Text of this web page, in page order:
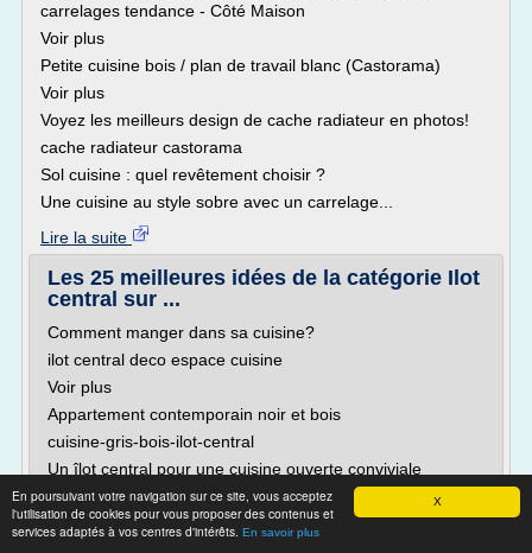
X
En poursuivant votre navigation sur ce site, vous acceptez
l'utilisation de cookies pour vous proposer des contenus et
services adaptés à vos centres d'intérêts. En savoir plus
carrelages tendance - Côté Maison
Voir plus
Petite cuisine bois / plan de travail blanc (Castorama)
Voir plus
Voyez les meilleurs design de cache radiateur en photos!
cache radiateur castorama
Sol cuisine : quel revêtement choisir ?
Une cuisine au style sobre avec un carrelage...
Lire la suite
Les 25 meilleures idées de la catégorie Ilot
central sur ...
Comment manger dans sa cuisine?
ilot central deco espace cuisine
Voir plus
Appartement contemporain noir et bois
cuisine-gris-bois-ilot-central
Un îlot central pour une cuisine ouverte conviviale
Cuisine contemporaine avec ilot central et table de bar
Voir plus